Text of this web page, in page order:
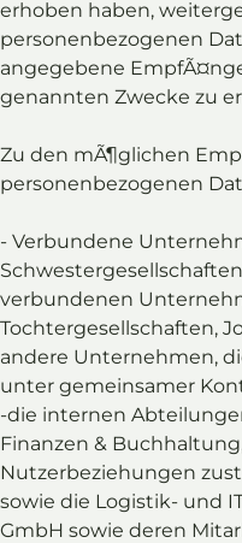
erhoben haben,
personenbezogenen
angegebene
genannten Zwecke zu
Zu den mÃ¶glichen
personenbezogenen
- Verbundene
verbundenen
Tochtergesellschaften,
andere Unternehmen,
unter gemeinsamer
-die internen
Finanzen &
Nutzerbeziehungen
sowie die Logistik- und
GmbH sowie deren